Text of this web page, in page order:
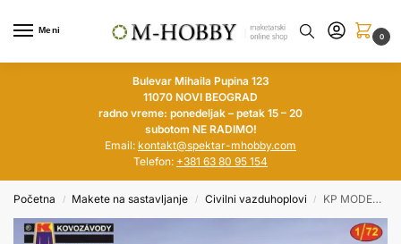
Meni
0
Bulevar Mihaila Pupina 123
11070 NOVI BEOGRAD
radno vreme: ponedeljak – petak 15 – 20
subotom NE RADIMO!
Email: kontakt@spektar-mhobby.com
Telefon: +381 63 80 95 154
Početna / Makete na sastavljanje / Civilni vazduhoplovi / KP MODELS 1/72 Aero Ae-45